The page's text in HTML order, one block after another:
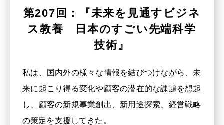
第207回：『未来を見通すビジネ
ス教養 日本のすごい先端科学
技術』
私は、国内外の様々な情報を結びつけながら、未
来に起こり得る変化や顧客の潜在的な課題を想起
し、顧客の新規事業創出、新用途探索、経営戦略
の策定を支援してきた。